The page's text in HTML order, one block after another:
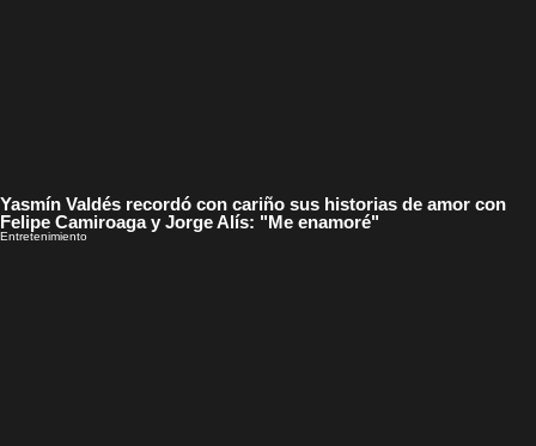
Yasmín Valdés recordó con cariño sus historias de amor con
Felipe Camiroaga y Jorge Alís: "Me enamoré"
Entretenimiento